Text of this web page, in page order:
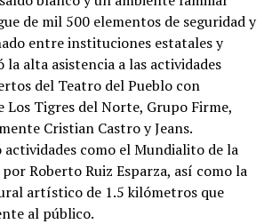
de mil 500 elementos de seguridad y
entre instituciones estatales y
la alta asistencia a las actividades
del Teatro del Pueblo con
Los Tigres del Norte, Grupo Firme,
Cristian Castro y Jeans.
como el Mundialito de la
Roberto Ruiz Esparza, así como la
artístico de 1.5 kilómetros que
al público.